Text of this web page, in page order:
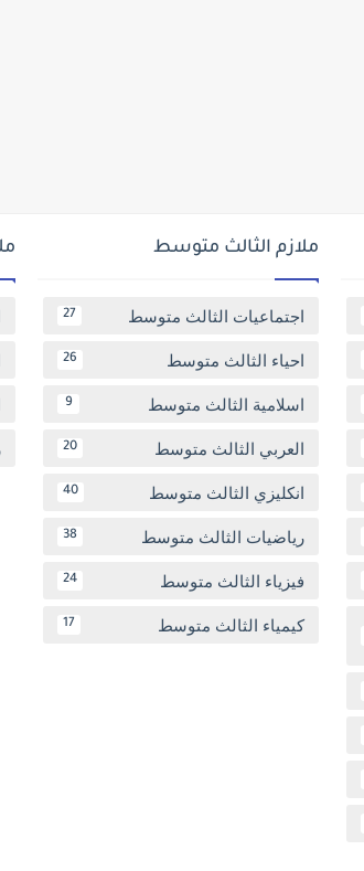
ملازم الثالث متوسط
اجتماعيات الثالث متوسط 27
احياء الثالث متوسط 26
اسلامية الثالث متوسط 9
العربي الثالث متوسط 20
انكليزي الثالث متوسط 40
رياضيات الثالث متوسط 38
فيزياء الثالث متوسط 24
كيمياء الثالث متوسط 17